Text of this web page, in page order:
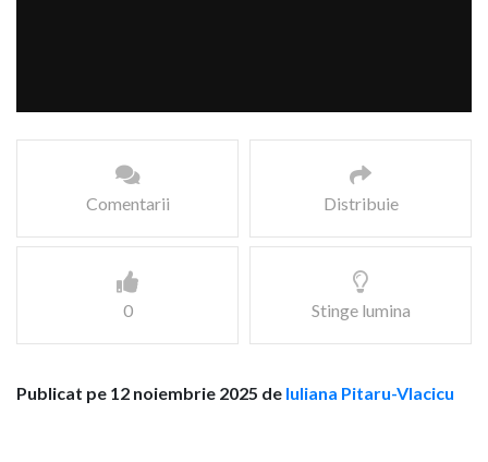
Comentarii Distribuie
0 Stinge lumina
Publicat pe 12 noiembrie 2025 de Iuliana Pitaru-Vlacicu